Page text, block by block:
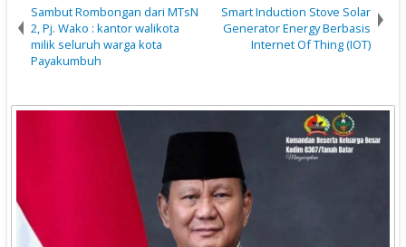
Sambut Rombongan dari MTsN
2, Pj. Wako : kantor walikota
milik seluruh warga kota
Payakumbuh
Smart Induction Stove Solar
Generator Energy Berbasis
Internet Of Thing (IOT)